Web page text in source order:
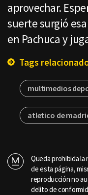
aprovechar.
suerte surgió
en Pachuca y
Tags
multimedios
atletico de
Queda prohibida
de esta página,
reproducción no
delito de